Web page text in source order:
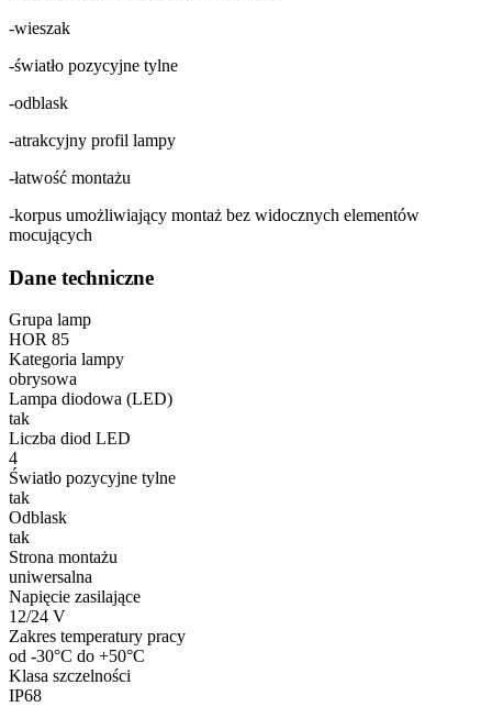
-wieszak
-światło pozycyjne tylne
-odblask
-atrakcyjny profil lampy
-łatwość montażu
-korpus umożliwiający montaż bez widocznych elementów
mocujących
Dane techniczne
Grupa lamp
HOR 85
Kategoria lampy
obrysowa
Lampa diodowa (LED)
tak
Liczba diod LED
4
Światło pozycyjne tylne
tak
Odblask
tak
Strona montażu
uniwersalna
Napięcie zasilające
12/24 V
Zakres temperatury pracy
od -30°C do +50°C
Klasa szczelności
IP68